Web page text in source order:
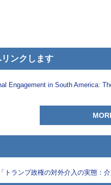
ンクします
Engagement in South America:
ランプ政権の対外介入の実態：